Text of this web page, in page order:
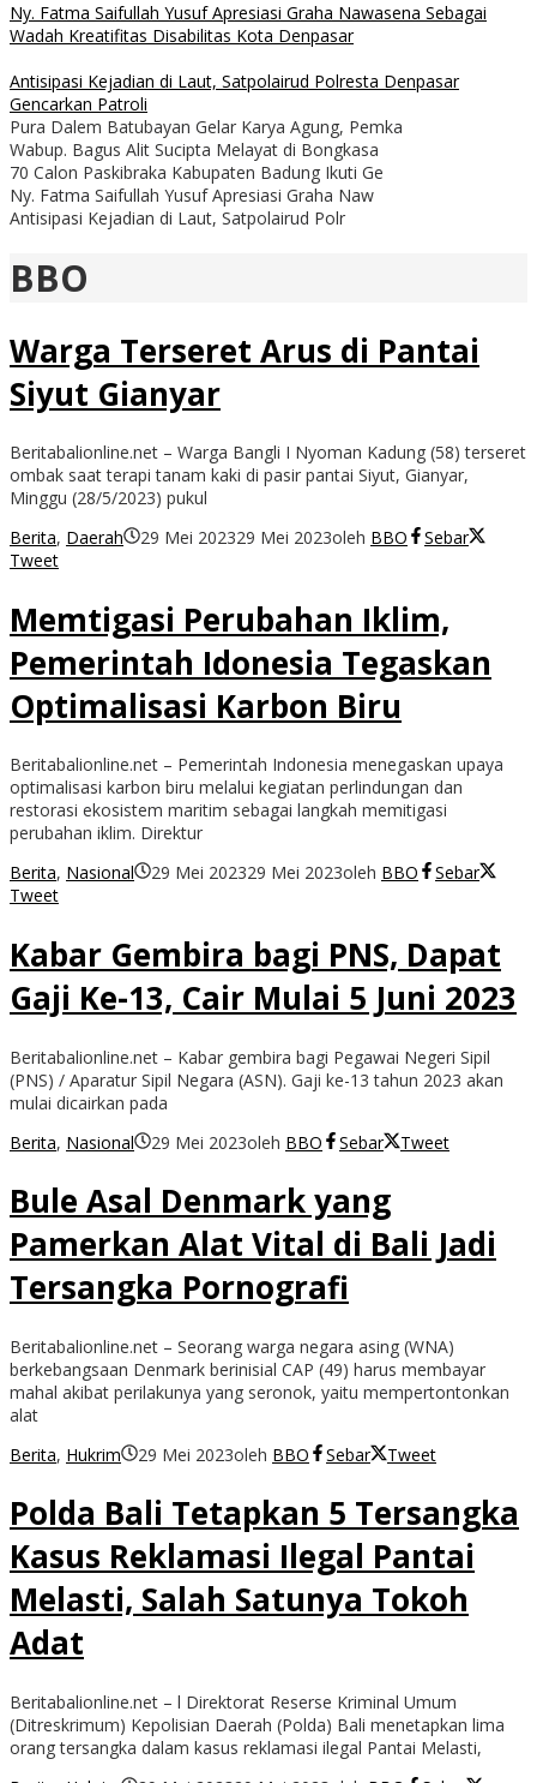
Ny. Fatma Saifullah Yusuf Apresiasi Graha Nawasena Sebagai
Wadah Kreatifitas Disabilitas Kota Denpasar
Antisipasi Kejadian di Laut, Satpolairud Polresta Denpasar
Gencarkan Patroli
Pura Dalem Batubayan Gelar Karya Agung, Pemka
Wabup. Bagus Alit Sucipta Melayat di Bongkasa
70 Calon Paskibraka Kabupaten Badung Ikuti Ge
Ny. Fatma Saifullah Yusuf Apresiasi Graha Naw
Antisipasi Kejadian di Laut, Satpolairud Polr
BBO
Warga Terseret Arus di Pantai
Siyut Gianyar
Beritabalionline.net – Warga Bangli I Nyoman Kadung (58) terseret
ombak saat terapi tanam kaki di pasir pantai Siyut, Gianyar,
Minggu (28/5/2023) pukul
Berita, Daerah 29 Mei 202329 Mei 2023oleh BBO
Sebar
Tweet
Memtigasi Perubahan Iklim,
Pemerintah Idonesia Tegaskan
Optimalisasi Karbon Biru
Beritabalionline.net – Pemerintah Indonesia menegaskan upaya
optimalisasi karbon biru melalui kegiatan perlindungan dan
restorasi ekosistem maritim sebagai langkah memitigasi
perubahan iklim. Direktur
Berita, Nasional 29 Mei 202329 Mei 2023oleh BBO
Sebar
Tweet
Kabar Gembira bagi PNS, Dapat
Gaji Ke-13, Cair Mulai 5 Juni 2023
Beritabalionline.net – Kabar gembira bagi Pegawai Negeri Sipil
(PNS) / Aparatur Sipil Negara (ASN). Gaji ke-13 tahun 2023 akan
mulai dicairkan pada
Berita, Nasional 29 Mei 2023oleh BBO Sebar Tweet
Bule Asal Denmark yang
Pamerkan Alat Vital di Bali Jadi
Tersangka Pornografi
Beritabalionline.net – Seorang warga negara asing (WNA)
berkebangsaan Denmark berinisial CAP (49) harus membayar
mahal akibat perilakunya yang seronok, yaitu mempertontonkan
alat
Berita, Hukrim 29 Mei 2023oleh BBO Sebar Tweet
Polda Bali Tetapkan 5 Tersangka
Kasus Reklamasi Ilegal Pantai
Melasti, Salah Satunya Tokoh
Adat
Beritabalionline.net – l Direktorat Reserse Kriminal Umum
(Ditreskrimum) Kepolisian Daerah (Polda) Bali menetapkan lima
orang tersangka dalam kasus reklamasi ilegal Pantai Melasti,